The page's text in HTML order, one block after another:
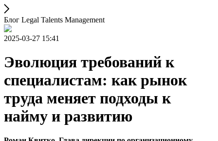
Блог Legal Talents Management
2025-03-27 15:41
Эволюция требований к
специалистам: как рынок
труда меняет подходы к
найму и развитию